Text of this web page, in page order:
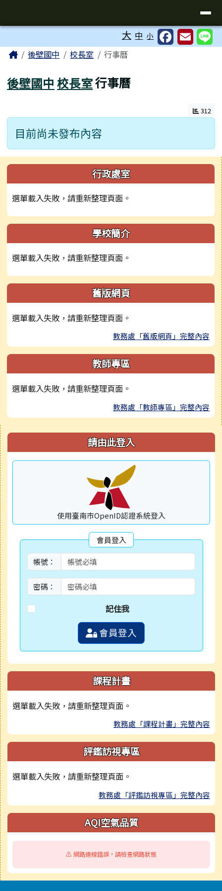
工具列 大 中 小
主內容區域
Home後壁國中 校長室 行事曆
後壁國中 校長室行事曆
312
目前尚未發布內容
左邊區域內容 行政處室
選單載入失敗，請重新整理頁面。
學校簡介
選單載入失敗，請重新整理頁面。
舊版網頁
選單載入失敗，請重新整理頁面。
教務處「舊版網頁」完整內容
教師專區
選單載入失敗，請重新整理頁面。
教務處「教師專區」完整內容
右邊區域內容 請由此登入
使用臺南市OpenID認證系統登入
會員登入
帳號：
密碼：
記住我
會員登入
課程計畫
選單載入失敗，請重新整理頁面。
教務處「課程計畫」完整內容
評鑑訪視專區
選單載入失敗，請重新整理頁面。
教務處「評鑑訪視專區」完整內容
AQI空氣品質
⚠️ 網路連線錯誤，請檢查網路狀態
頁尾區域